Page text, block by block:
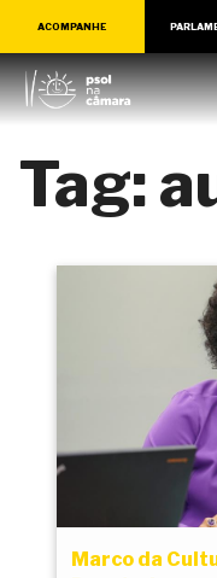
ACOMPANHE
Tag:
Marco da